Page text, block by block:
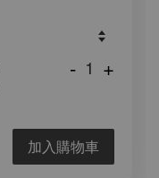
- +
加入購物車